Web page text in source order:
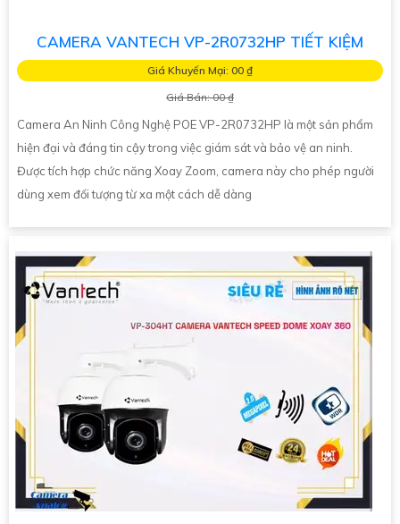
CAMERA VANTECH VP-2R0732HP TIẾT KIỆM
Giá Khuyến Mại: 00 ₫
Giá Bán: 00 ₫
Camera An Ninh Công Nghệ POE VP-2R0732HP là một sản phẩm
hiện đại và đáng tin cậy trong việc giám sát và bảo vệ an ninh.
Được tích hợp chức năng Xoay Zoom, camera này cho phép người
dùng xem đối tượng từ xa một cách dễ dàng